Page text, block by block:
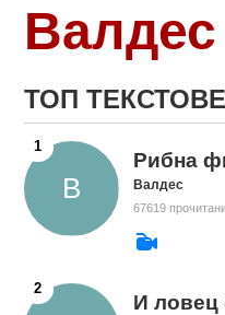
Валдес
ТОП ТЕКСТОВЕ
Рибна
Валдес
67619
И ловец